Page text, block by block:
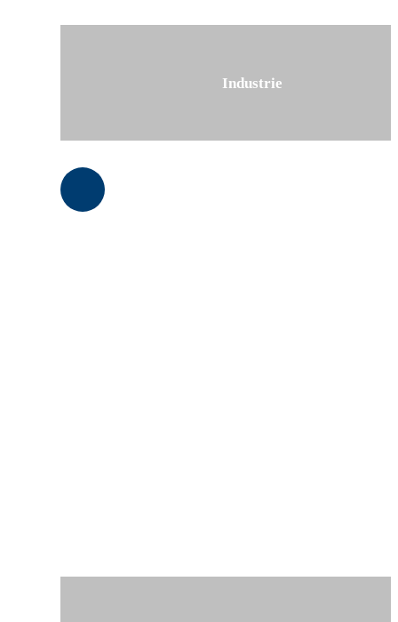
Industrie